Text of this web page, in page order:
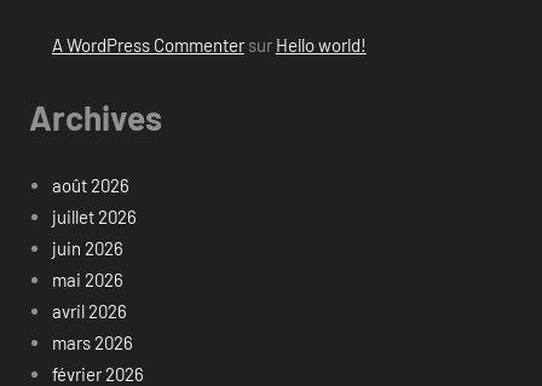
A WordPress Commentersur Hello world!
Archives
août 2026
juillet 2026
juin 2026
mai 2026
avril 2026
mars 2026
février 2026